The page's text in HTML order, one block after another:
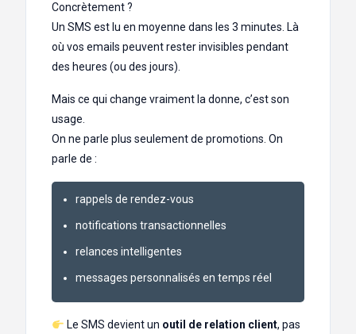
Concrètement ?
Un SMS est lu en moyenne dans les 3 minutes. Là
où vos emails peuvent rester invisibles pendant
des heures (ou des jours).
Mais ce qui change vraiment la donne, c’est son
usage.
On ne parle plus seulement de promotions. On
parle de :
rappels de rendez-vous
notifications transactionnelles
relances intelligentes
messages personnalisés en temps réel
Le SMS devient un outil de relation client, pas